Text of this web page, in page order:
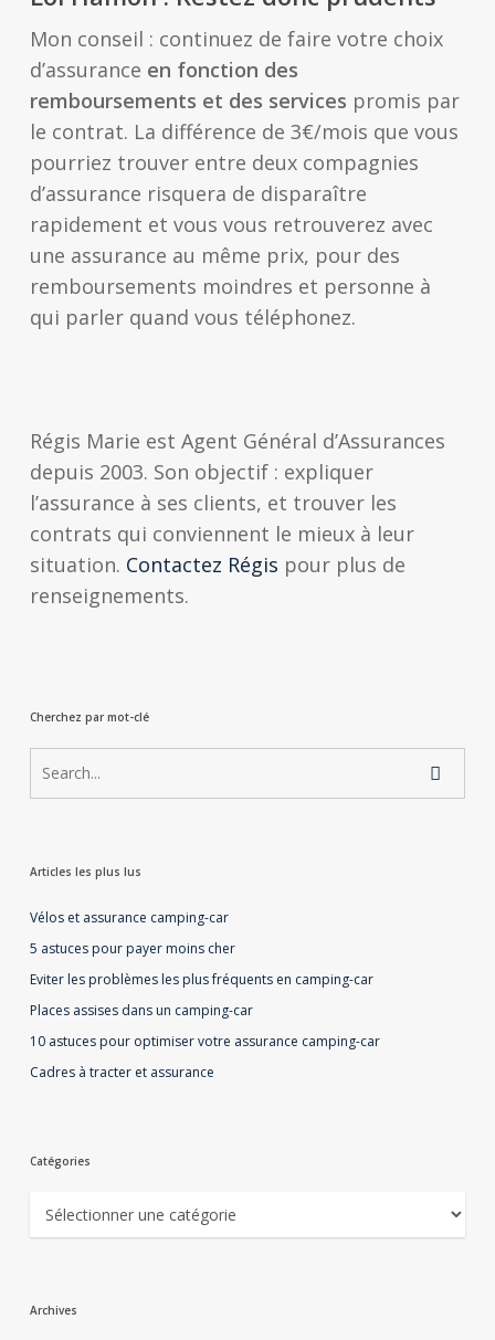
Mon conseil : continuez de faire votre choix
d’assurance en fonction des
remboursements et des services promis par
le contrat. La différence de 3€/mois que vous
pourriez trouver entre deux compagnies
d’assurance risquera de disparaître
rapidement et vous vous retrouverez avec
une assurance au même prix, pour des
remboursements moindres et personne à
qui parler quand vous téléphonez.
Régis Marie est Agent Général d’Assurances
depuis 2003. Son objectif : expliquer
l’assurance à ses clients, et trouver les
contrats qui conviennent le mieux à leur
situation. Contactez Régis pour plus de
renseignements.
Cherchez par mot-clé
Articles les plus lus
Vélos et assurance camping-car
5 astuces pour payer moins cher
Eviter les problèmes les plus fréquents en camping-car
Places assises dans un camping-car
10 astuces pour optimiser votre assurance camping-car
Cadres à tracter et assurance
Catégories
Catégories
Archives